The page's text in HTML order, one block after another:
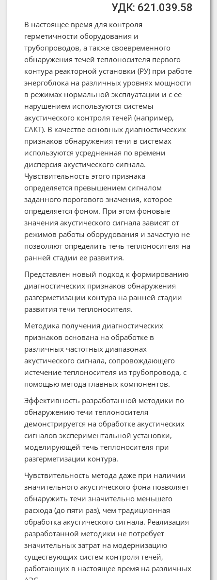
УДК: 621.039.58
В настоящее время для контроля
герметичности оборудования и
трубопроводов, а также своевременного
обнаружения течей теплоносителя первого
контура реакторной установки (РУ) при работе
энергоблока на различных уровнях мощности
в режимах нормальной эксплуатации и с ее
нарушением используются системы
акустического контроля течей (например,
САКТ). В качестве основных диагностических
признаков обнаружения течи в системах
используются усредненная по времени
дисперсия акустического сигнала.
Чувствительность этого признака
определяется превышением сигналом
заданного порогового значения, которое
определяется фоном. При этом фоновые
значения акустического сигнала зависят от
режимов работы оборудования и зачастую не
позволяют определить течь теплоносителя на
ранней стадии ее развития.
Представлен новый подход к формированию
диагностических признаков обнаружения
разгерметизации контура на ранней стадии
развития течи теплоносителя.
Методика получения диагностических
признаков основана на обработке в
различных частотных диапазонах
акустического сигнала, сопровождающего
истечение теплоносителя из трубопровода, с
помощью метода главных компонентов.
Эффективность разработанной методики по
обнаружению течи теплоносителя
демонстрируется на обработке акустических
сигналов экспериментальной установки,
моделирующей течь теплоносителя при
разгерметизации контура.
Чувствительность метода даже при наличии
значительного акустического фона позволяет
обнаружить течи значительно меньшего
расхода (до пяти раз), чем традиционная
обработка акустического сигнала. Реализация
разработанной методики не потребует
значительных затрат на модернизацию
существующих систем контроля течей,
работающих в настоящее время на различных